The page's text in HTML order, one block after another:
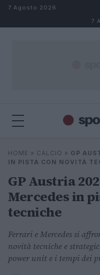
Salta al contenuto
7 Agosto 2026
7
Cerca
HOME » CALCIO » GP
IN PISTA CON NOVITÀ
GP Austria
Mercedes in
tecniche
Ferrari e Mercedes si
novità tecniche e
power unit e i tempi dei